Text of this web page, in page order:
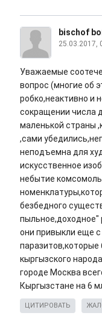
bischof
25.03.2017,
Уважаемые
вопрос (многие об
робко,неактивно и
сокращении числа
маленькой страны
,сами
неподъемна для
искусственное
небытие
безбедного
пыльное,доходное"
они привыкли еще с
паразитов,которые
кыргызского
городе Москва
Кыргызстане на 6
ЦИТИРОВАТЬ